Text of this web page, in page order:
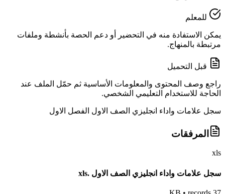
للمعلم
يمكن الاستفادة منه في التحضير أو دعم الحصة بأنشطة وملفات
مرتبطة بالمنهاج.
قبل التحميل
راجع وصف المحتوى والمعلومات الأساسية ثم حمّل الملف عند
الحاجة للاستخدام التعليمي الشخصي.
سجل علامات واداء انجليزي الصف الاول الفصل الاول
المرفقات
xls
سجل علامات واداء انجليزي الصف الاول .xls